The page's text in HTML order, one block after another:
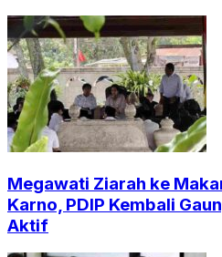
Megawati Ziarah ke
Karno, PDIP Kembali
Aktif